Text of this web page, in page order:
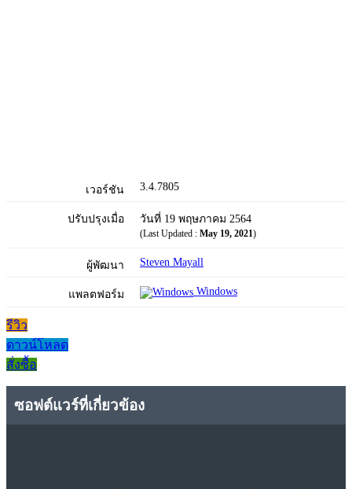
เวอร์ชัน 3.4.7805
ปรับปรุงเมื่อ วันที่ 19 พฤษภาคม 2564
(Last Updated : May 19, 2021)
ผู้พัฒนา Steven Mayall
แพลตฟอร์ม Windows
รีวิว
ดาวน์โหลด
สั่งซื้อ
ซอฟต์แวร์ที่เกี่ยวข้อง